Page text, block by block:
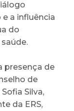
a influência
do
presença de
de
Silva,
da ERS,